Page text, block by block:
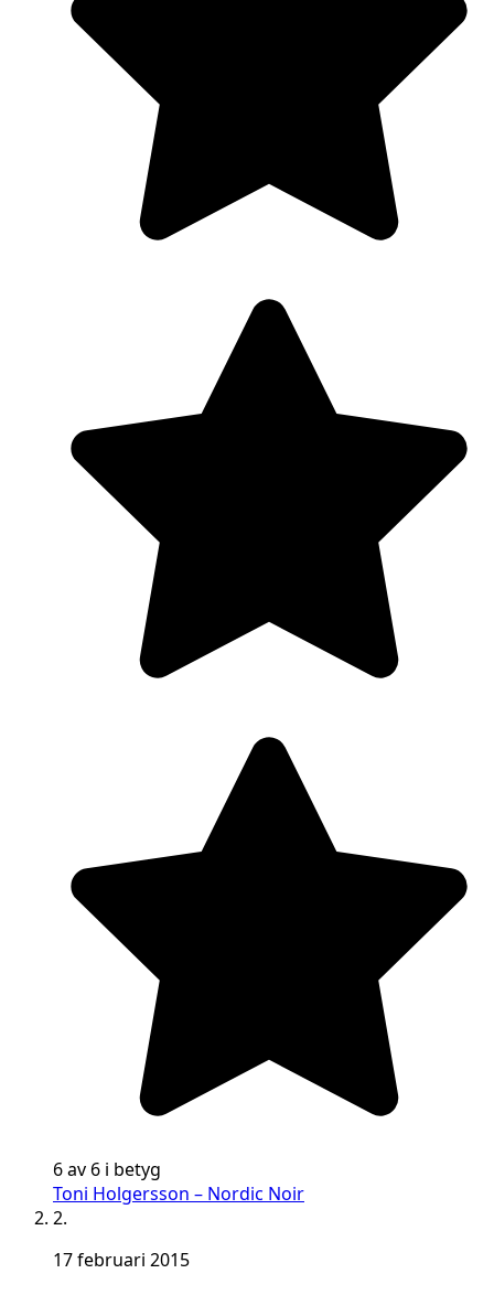
6 av 6 i betyg
Toni Holgersson – Nordic Noir
2.
17 februari 2015